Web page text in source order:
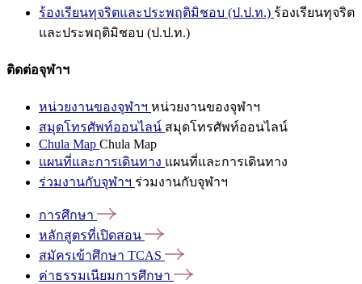
ร้องเรียนทุจริตและประพฤติมิชอบ (ป.ป.ท.) ร้องเรียนทุจริต
และประพฤติมิชอบ (ป.ป.ท.)
ติดต่อจุฬาฯ
หน่วยงานของจุฬาฯ หน่วยงานของจุฬาฯ
สมุดโทรศัพท์ออนไลน์ สมุดโทรศัพท์ออนไลน์
Chula Map Chula Map
แผนที่และการเดินทาง แผนที่และการเดินทาง
ร่วมงานกับจุฬาฯ ร่วมงานกับจุฬาฯ
การศึกษา
หลักสูตรที่เปิดสอน
สมัครเข้าศึกษา TCAS
ค่าธรรมเนียมการศึกษา